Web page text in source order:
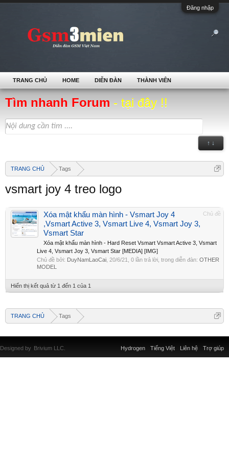
Đăng nhập
Tìm nhanh Forum - tại đây !!
↑ ↓
TRANG CHỦ Tags
vsmart joy 4 treo logo
Chủ đề
Xóa mật khẩu màn hình - Vsmart Joy 4
,Vsmart Active 3, Vsmart Live 4, Vsmart Joy 3,
Vsmart Star
Xóa mật khẩu màn hình - Hard Reset Vsmart Vsmart Active 3, Vsmart
Live 4, Vsmart Joy 3, Vsmart Star [MEDIA] [IMG]
Chủ đề bởi: DuyNamLaoCai 20/6/21 , 0 lần trả lời, trong diễn đàn: OTHER
MODEL
Hiển thị kết quả từ 1 đến 1 của 1
TRANG CHỦ Tags
TRANG CHỦ HOME DIỄN ĐÀN THÀNH VIÊN
Liên hệ Trợ giúp
Hydrogen Tiếng Việt
Designed by Brivium LLC.